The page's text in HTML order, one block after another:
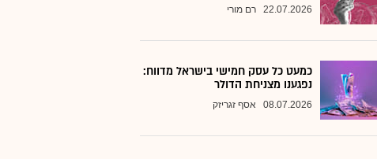
22.07.2026 רם מורי
כמעט כל עסק חמישי בישראל מדווח:
נפגענו מצניחת הדולר
08.07.2026 אסף זגריזק